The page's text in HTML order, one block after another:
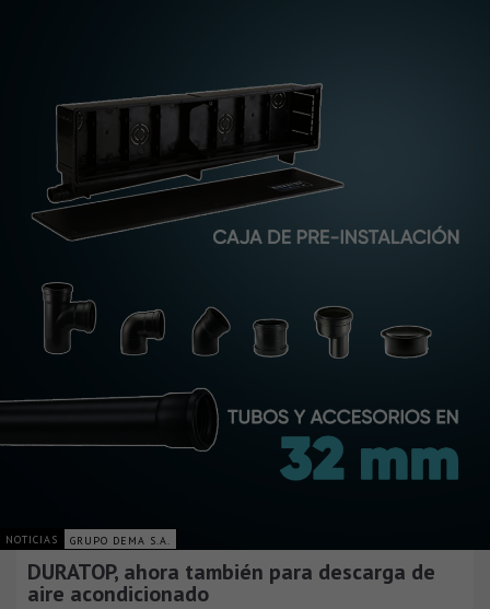
NOTICIAS GRUPO DEMA S.A.
DURATOP, ahora también para descarga de
aire acondicionado